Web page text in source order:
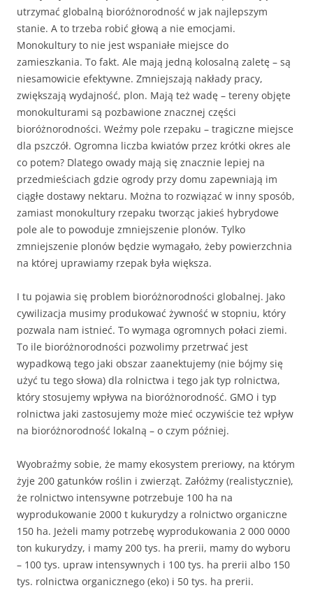
utrzymać globalną bioróżnorodność w jak najlepszym
stanie. A to trzeba robić głową a nie emocjami.
Monokultury to nie jest wspaniałe miejsce do
zamieszkania. To fakt. Ale mają jedną kolosalną zaletę – są
niesamowicie efektywne. Zmniejszają nakłady pracy,
zwiększają wydajność, plon. Mają też wadę – tereny objęte
monokulturami są pozbawione znacznej części
bioróżnorodności. Weźmy pole rzepaku – tragiczne miejsce
dla pszczół. Ogromna liczba kwiatów przez krótki okres ale
co potem? Dlatego owady mają się znacznie lepiej na
przedmieściach gdzie ogrody przy domu zapewniają im
ciągłe dostawy nektaru. Można to rozwiązać w inny sposób,
zamiast monokultury rzepaku tworząc jakieś hybrydowe
pole ale to powoduje zmniejszenie plonów. Tylko
zmniejszenie plonów będzie wymagało, żeby powierzchnia
na której uprawiamy rzepak była większa.
I tu pojawia się problem bioróżnorodności globalnej. Jako
cywilizacja musimy produkować żywność w stopniu, który
pozwala nam istnieć. To wymaga ogromnych połaci ziemi.
To ile bioróżnorodności pozwolimy przetrwać jest
wypadkową tego jaki obszar zaanektujemy (nie bójmy się
użyć tu tego słowa) dla rolnictwa i tego jak typ rolnictwa,
który stosujemy wpływa na bioróżnorodność. GMO i typ
rolnictwa jaki zastosujemy może mieć oczywiście też wpływ
na bioróżnorodność lokalną – o czym później.
Wyobraźmy sobie, że mamy ekosystem preriowy, na którym
żyje 200 gatunków roślin i zwierząt. Załóżmy (realistycznie),
że rolnictwo intensywne potrzebuje 100 ha na
wyprodukowanie 2000 t kukurydzy a rolnictwo organiczne
150 ha. Jeżeli mamy potrzebę wyprodukowania 2 000 0000
ton kukurydzy, i mamy 200 tys. ha prerii, mamy do wyboru
– 100 tys. upraw intensywnych i 100 tys. ha prerii albo 150
tys. rolnictwa organicznego (eko) i 50 tys. ha prerii.